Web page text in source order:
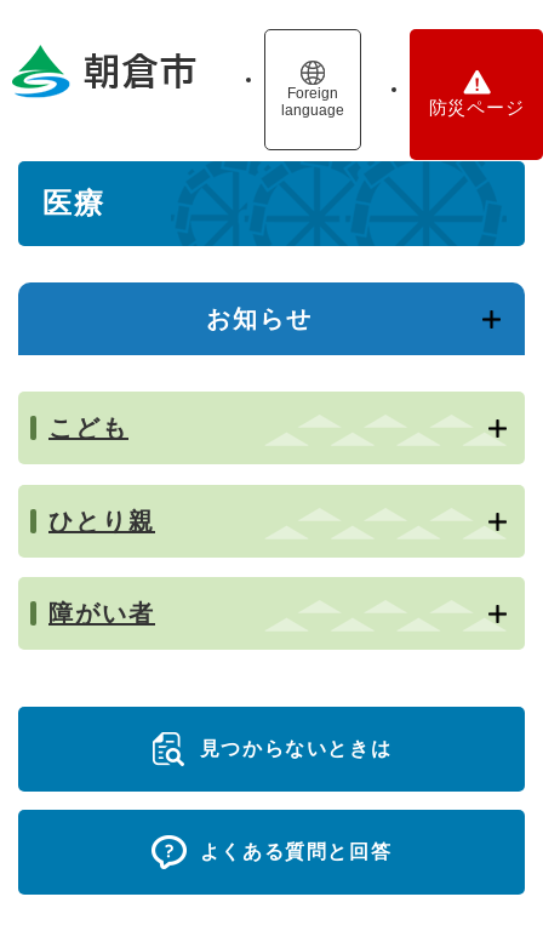
の
Foreign
language
防災ページ
医療
お知らせ
こども
ひとり親
障がい者
見つからないときは
よくある質問と回答